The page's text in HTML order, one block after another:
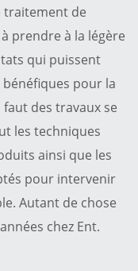
traitement de
prendre à la légère
qui puissent
pour la
des travaux se
les techniques
ainsi que les
pour intervenir
Autant de chose
chez Ent.